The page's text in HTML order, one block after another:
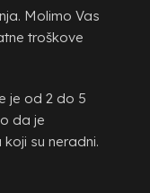
Molimo Vas
troškove
je od 2 do 5
da je
su neradni.